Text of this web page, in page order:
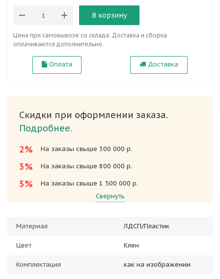
В корзину
Цена при самовывозе со склада. Доставка и сборка
оплачиваются дополнительно.
Оплата Доставка
Скидки при оформлении заказа.
Подробнее.
2%
На заказы свыше 300 000 р.
3% На заказы свыше 800 000 р.
5%
На заказы свыше 1 500 000 р.
Свернуть
Материал ЛДСП/Пластик
Цвет Клен
Комплектация как на изображении